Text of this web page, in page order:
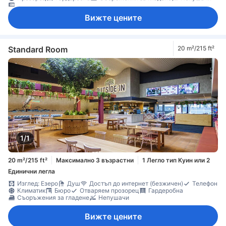
Сейф в стаята
Вижте цените
Standard Room 20 m²/215 ft²
1/1
20 m²/215 ft² Максимално 3 възрастни
1 Легло тип Куин или 2
Единични легла
Изглед: Езеро
Душ Достъп до интернет (безжичен)
Телефон
Климатик
Бюро Отваряем прозорец
Гардеробна
Съоръжения за гладене
Непушачи
Вижте цените